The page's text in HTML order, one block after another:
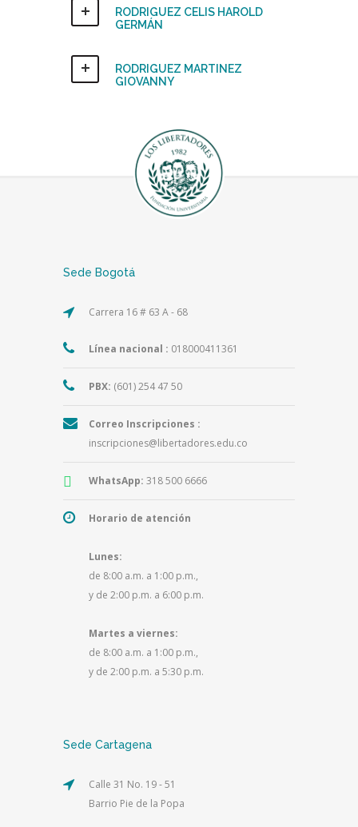
RODRIGUEZ CELIS HAROLD
GERMÁN
RODRIGUEZ MARTINEZ
GIOVANNY
Sede Bogotá
Carrera 16 # 63 A - 68
Línea nacional : 018000411361
PBX: (601) 254 47 50
Correo Inscripciones :
inscripciones@libertadores.edu.co
WhatsApp: 318 500 6666
Horario de atención
Lunes:
de 8:00 a.m. a 1:00 p.m.,
y de 2:00 p.m. a 6:00 p.m.
Martes a viernes:
de 8:00 a.m. a 1:00 p.m.,
y de 2:00 p.m. a 5:30 p.m.
Sede Cartagena
Calle 31 No. 19 - 51
Barrio Pie de la Popa